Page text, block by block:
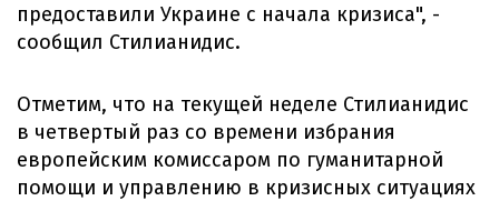
предоставили Украине с начала кризиса", -
сообщил Стилианидис.
Отметим, что на текущей неделе Стилианидис
в четвертый раз со времени избрания
европейским комиссаром по гуманитарной
помощи и управлению в кризисных ситуациях